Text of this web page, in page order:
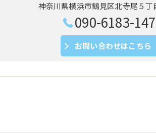
神奈川県横浜市鶴見区北寺尾５丁
090-6183-
お問い合わせはこちら